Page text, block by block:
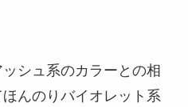
シュ系のカラーとの相
んのりバイオレット系